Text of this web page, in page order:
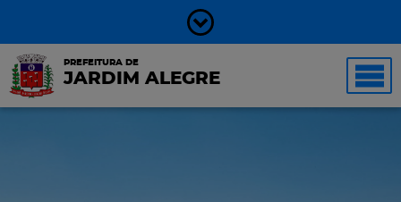
PREFEITURA DE
JARDIM ALEGRE